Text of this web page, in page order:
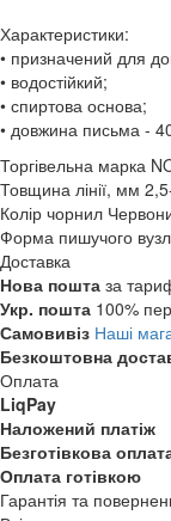
Характеристики:
• призначений для
• водостійкий;
• спиртова основа;
• довжина письма -
Торгівельна марка
Товщина лінії, мм
Колір чорнил
Форма пишучого
Доставка
Нова пошта за
Укр. пошта 100%
Самовивіз Наші
Безкоштовна
Оплата
LiqPay
Наложений платіж
Безготівкова
Оплата готівкою
Гарантія та